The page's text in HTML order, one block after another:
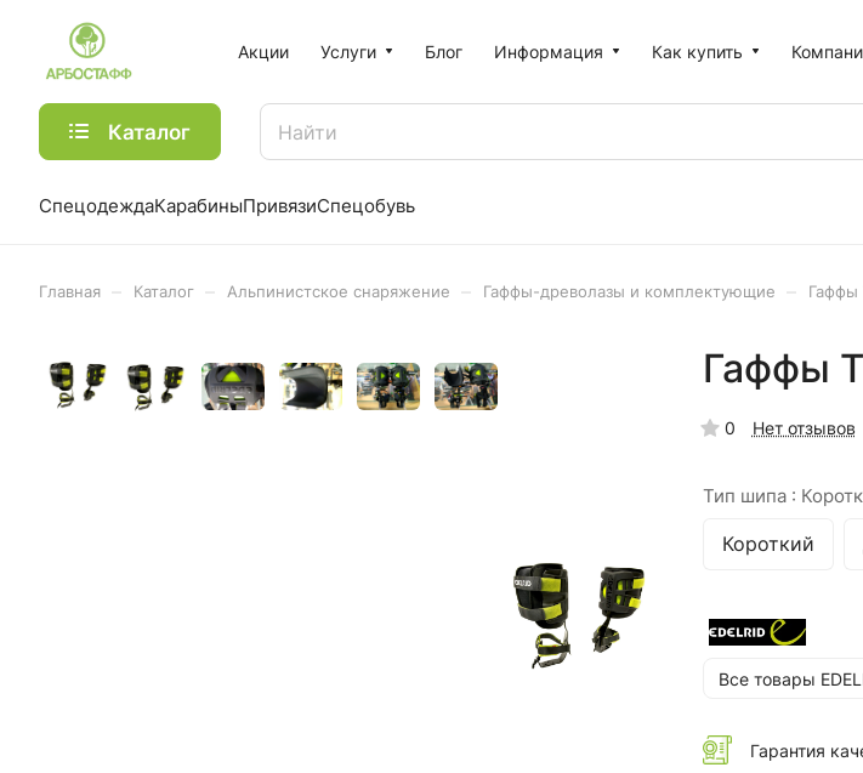
Акции Услуги Блог Информация Как купить
Каталог
СпецодеждаКарабиныПривязиСпецобувь
Главная Каталог Альпинистское снаряжение Гаффы-древолазы и комплектующие Гаффы
Гаффы
0 Нет отзывов
Тип шипа :
Короткий
Все товары
Гарантия